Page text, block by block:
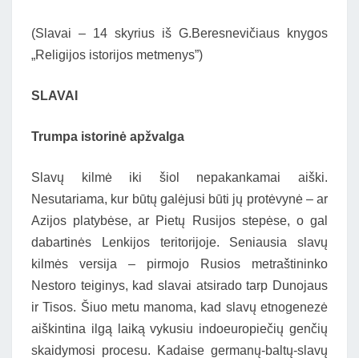
(Slavai – 14 skyrius iš G.Beresnevičiaus knygos
„Religijos istorijos metmenys”)
SLAVAI
Trumpa istorinė apžvalga
Slavų kilmė iki šiol nepakankamai aiški.
Nesutariama, kur būtų galėjusi būti jų protėvynė – ar
Azijos platybėse, ar Pietų Rusijos stepėse, o gal
dabartinės Lenkijos teritorijoje. Seniausia slavų
kilmės versija – pirmojo Rusios metraštininko
Nestoro teiginys, kad slavai atsirado tarp Dunojaus
ir Tisos. Šiuo metu manoma, kad slavų etnogenezė
aiškintina ilgą laiką vykusiu indoeuropiečių genčių
skaidymosi procesu. Kadaise germanų-baltų-slavų